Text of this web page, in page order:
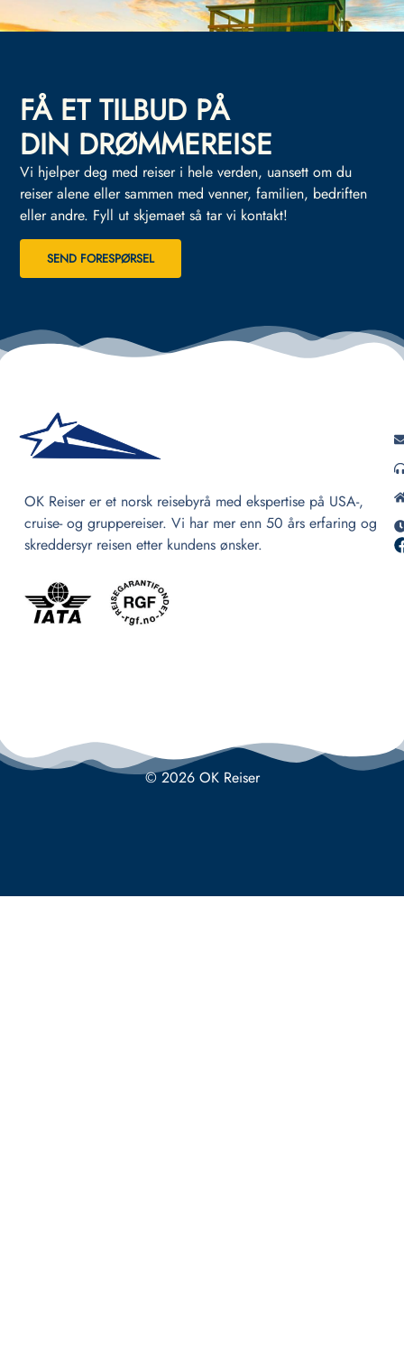
FÅ ET TILBUD PÅ
DIN DRØMMEREISE
Vi hjelper deg med reiser i hele verden, uansett om du
reiser alene eller sammen med venner, familien, bedriften
eller andre. Fyll ut skjemaet så tar vi kontakt!
SEND FORESPØRSEL
OK Reiser er et norsk reisebyrå med ekspertise på USA-,
cruise- og gruppereiser. Vi har mer enn 50 års erfaring og
skreddersyr reisen etter kundens ønsker.
© 2026 OK Reiser